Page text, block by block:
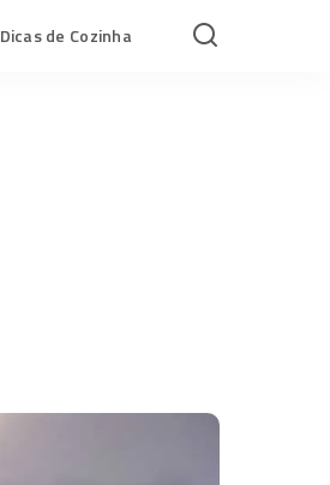
Dicas de Cozinha